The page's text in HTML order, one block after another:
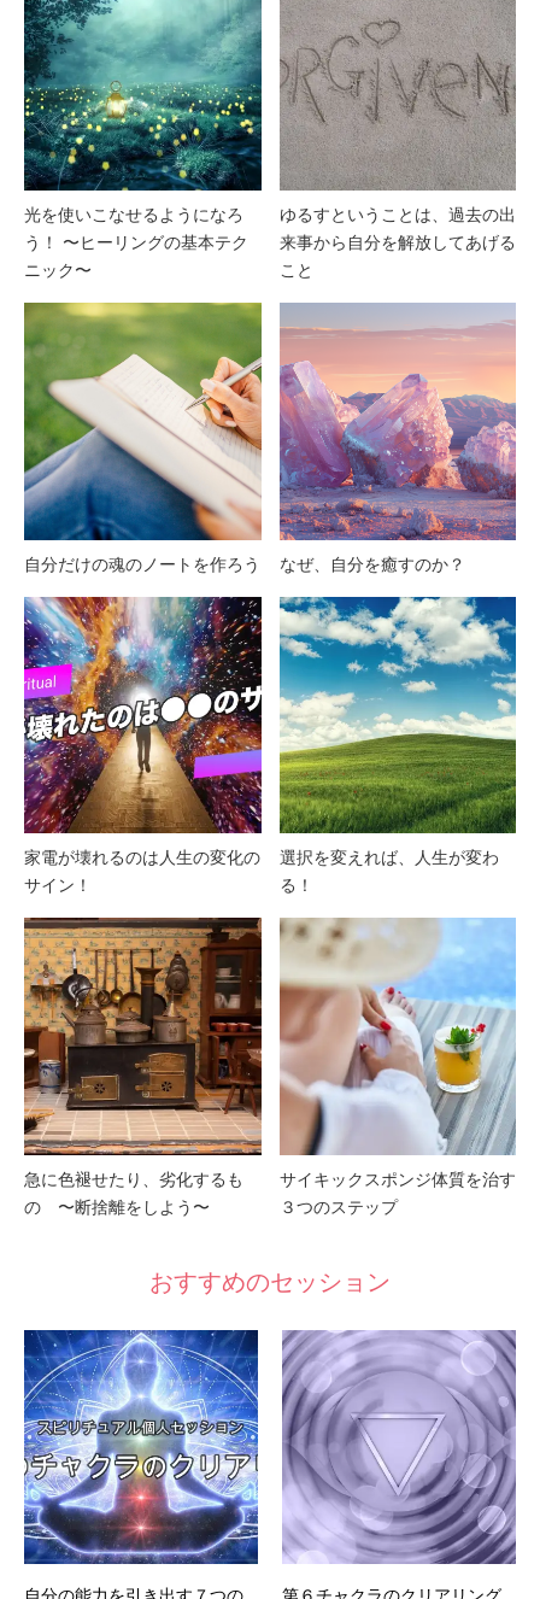
光を使いこなせるようになろ
う！ 〜ヒーリングの基本テク
ニック〜
ゆるすということは、過去の出
来事から自分を解放してあげる
こと
自分だけの魂のノートを作ろう なぜ、自分を癒すのか？
家電が壊れるのは人生の変化の
サイン！
選択を変えれば、人生が変わ
る！
急に色褪せたり、劣化するも
の 〜断捨離をしよう〜
サイキックスポンジ体質を治す
３つのステップ
おすすめのセッション
自分の能力を引き出す７つの
第６チャクラのクリアリング